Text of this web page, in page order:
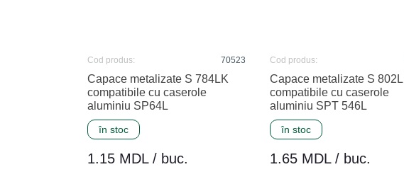
în stoc
Capace metalizate S 784LK
compatibile cu caserole
aluminiu SP64L
Cod produs: 70523
1.15 MDL / buc.
în stoc
Capace metalizate S
compatibile cu caserole
aluminiu SPT 546L
Cod produs:
1.65 MDL / buc.